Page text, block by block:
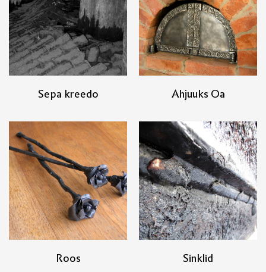
Sepa kreedo Ahjuuks Oa
Roos Sinklid